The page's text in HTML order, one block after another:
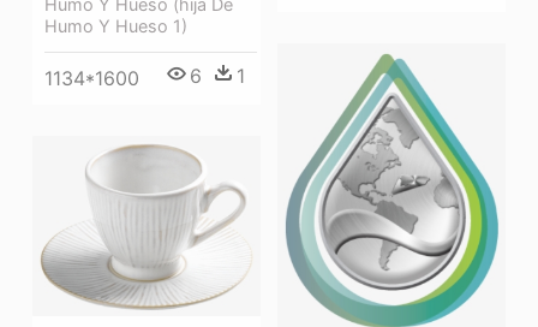
Humo Y Hueso 1)
1134*1600 6 1